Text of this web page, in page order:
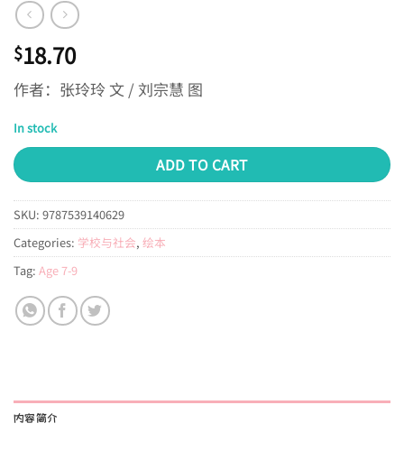
$18.70
作者：张玲玲 文 / 刘宗慧 图
In stock
ADD TO CART
SKU: 9787539140629
Categories: 学校与社会, 绘本
Tag: Age 7-9
内容简介